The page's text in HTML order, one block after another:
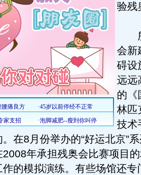
验残
所
会新
碍设
远远
的《
林匹
技术
在8月份举办的“好运北京”
2008年承担残奥会比赛项目
的模拟演练。有些场馆还专